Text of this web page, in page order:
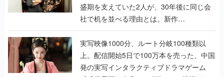
盛期を支えていた2人が、30年後に同じ会
社で机を並べる理由とは。新作
『TATSUJIN EXTREME』で初タッグを組
んだレジェンド2人に訊く開発秘話
実写映像1000分、ルート分岐100種類以
上。配信開始5日で100万本を売った、中国
発の実写インタラクティブドラマゲーム